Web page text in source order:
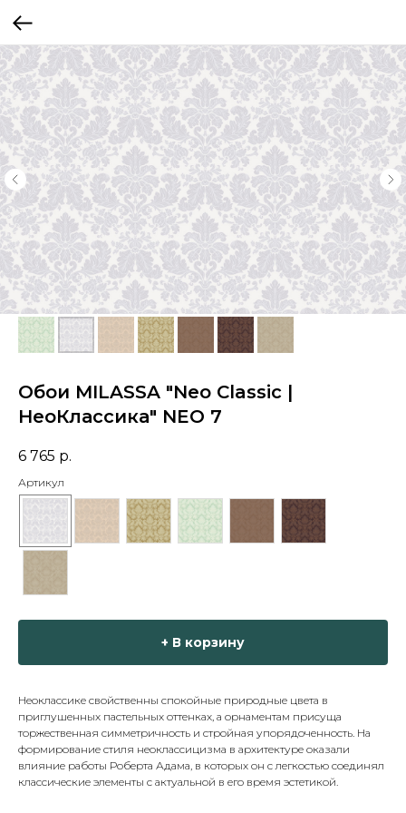
Обои MILASSA "Neo Classic |
НеоКлассика" NEO 7
6 765 р.
Артикул
+ В корзину
Неоклассике свойственны спокойные природные цвета в
приглушенных пастельных оттенках, а орнаментам присуща
торжественная симметричность и стройная упорядоченность. На
формирование стиля неоклассицизма в архитектуре оказали
влияние работы Роберта Адама, в которых он с легкостью соединял
классические элементы с актуальной в его время эстетикой.